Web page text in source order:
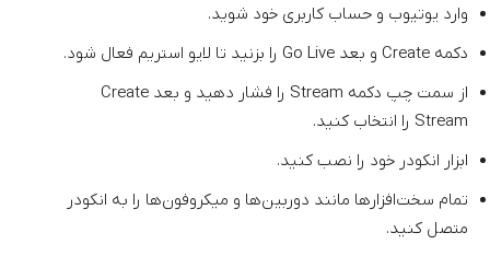
وارد یوتیوب و حساب کاربری خود شوید.
دکمه Create و بعد Go Live را بزنید تا لایو استریم فعال شود.
از سمت چپ دکمه Stream را فشار دهید و بعد Create
Stream را انتخاب کنید.
ابزار انکودر خود را نصب کنید.
تمام سخت‌افزارها مانند دوربین‌ها و میکروفون‌ها را به انکودر
متصل کنید.